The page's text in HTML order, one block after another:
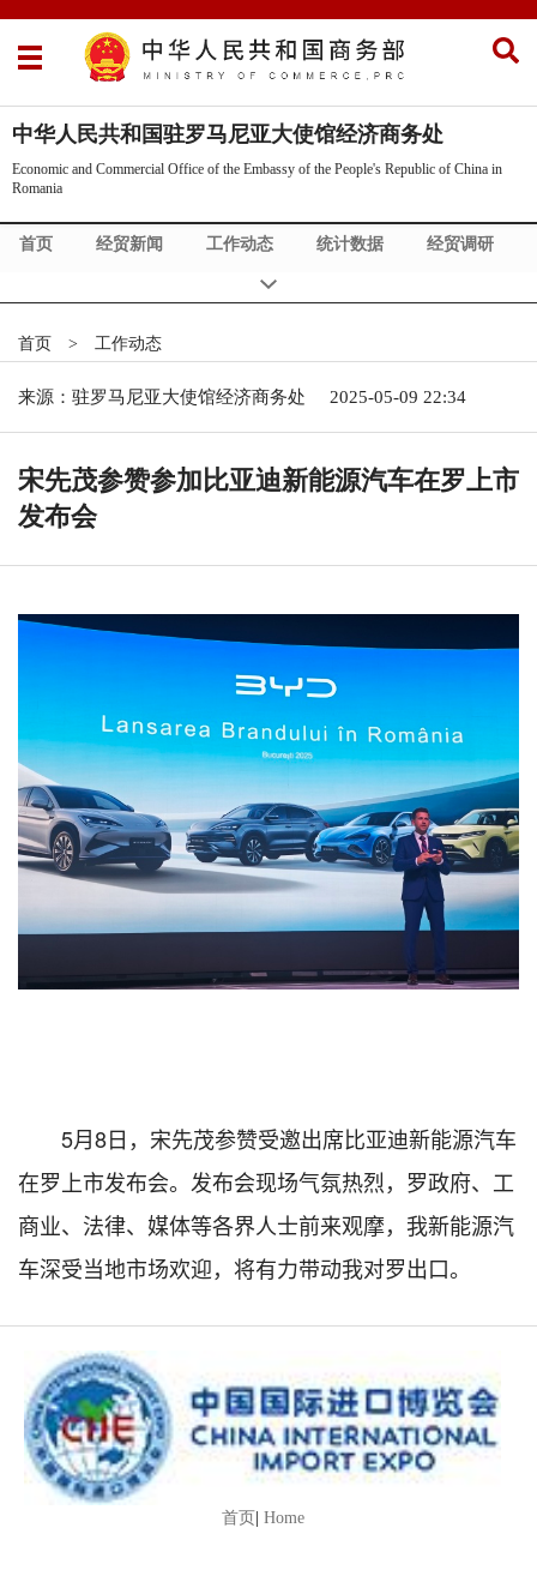
中华人民共和国驻罗马尼亚大使馆经济商务处
Economic and Commercial Office of the Embassy of the People's Republic of China in
Romania
首页 经贸新闻 工作动态 统计数据 经贸调研
Commercial News
首页 > 工作动态
来源：驻罗马尼亚大使馆经济商务处 2025-05-09 22:34
宋先茂参赞参加比亚迪新能源汽车在罗上市
发布会
5月8日，宋先茂参赞受邀出席比亚迪新能源汽车
在罗上市发布会。发布会现场气氛热烈，罗政府、工
商业、法律、媒体等各界人士前来观摩，我新能源汽
车深受当地市场欢迎，将有力带动我对罗出口。
首页 Home